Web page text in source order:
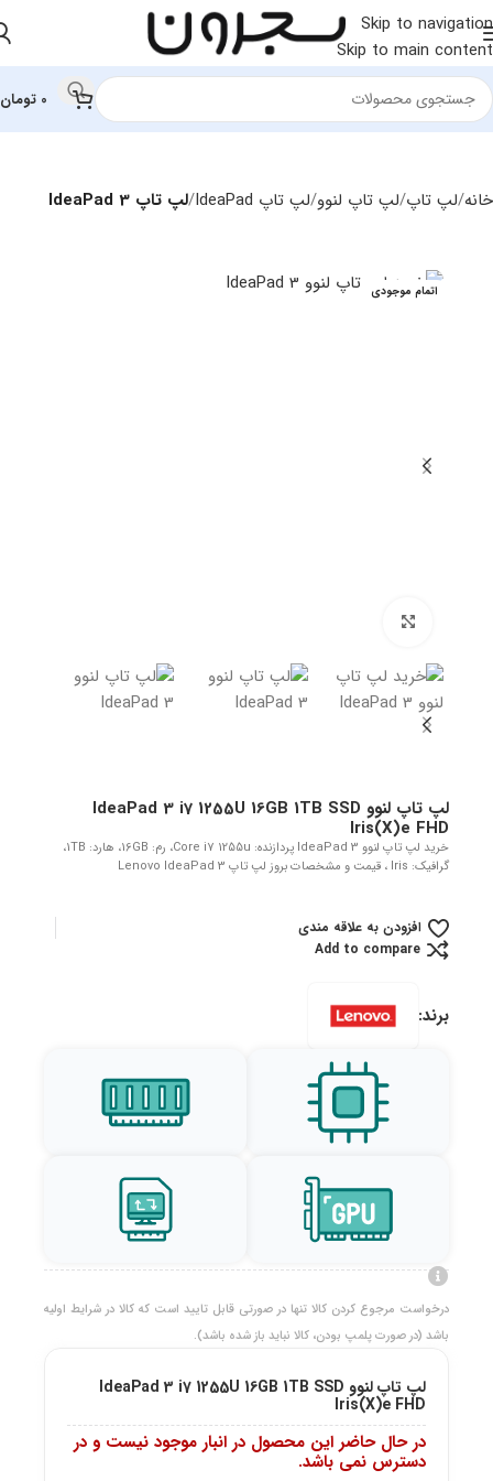
Skip to navigation
Skip to main content
0 تومان
خانه لپ تاپ لپ‌ تاپ لنوو لپ تاپ IdeaPad لپ تاپ IdeaPad 3
اتمام موجودی
لپ تاپ لنوو IdeaPad 3 i7 1255U 16GB 1TB SSD
Iris(X)e FHD
خرید لپ تاپ لنوو IdeaPad 3 پردازنده: Core i7 1255u، رم: 16GB، هارد: 1TB،
گرافیک: Iris ، قیمت و مشخصات بروز لپ تاپ Lenovo IdeaPad 3
افزودن به علاقه مندی
Add to compare
برند:
درخواست مرجوع کردن کالا تنها در صورتی قابل تایید است که کالا در شرایط اولیه
باشد (در صورت پلمپ بودن، کالا نباید باز شده باشد).
لپ تاپ لنوو IdeaPad 3 i7 1255U 16GB 1TB SSD
Iris(X)e FHD
در حال حاضر این محصول در انبار موجود نیست و در
دسترس نمی باشد.